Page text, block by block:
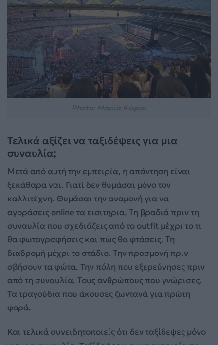
Τελικά αξίζει να ταξιδέψεις για μια
συναυλία;
Μετά από αυτή την εμπειρία, η απάντηση είναι
ξεκάθαρα ναι. Γιατί δεν θυμάσαι μόνο τον
καλλιτέχνη. Θυμάσαι την αναμονή για να
αγοράσεις online τα εισιτήρια. Τη βραδιά πριν τη
συναυλία που σχεδιάζεις από το outfit μέχρι το τι
θα φωτογραφήσεις και πώς θα φτάσεις. Τη
διαδρομή μέχρι το στάδιο. Την προσμονή πριν
σβήσουν τα φώτα. Την πόλη που εξερεύνησες πριν
από τη συναυλία. Τους ανθρώπους που γνώρισες.
Τα τραγούδια που άκουσες ζωντανά για πρώτη
φορά.
Και τελικά συνειδητοποιείς ότι δεν ταξίδεψες μόνο